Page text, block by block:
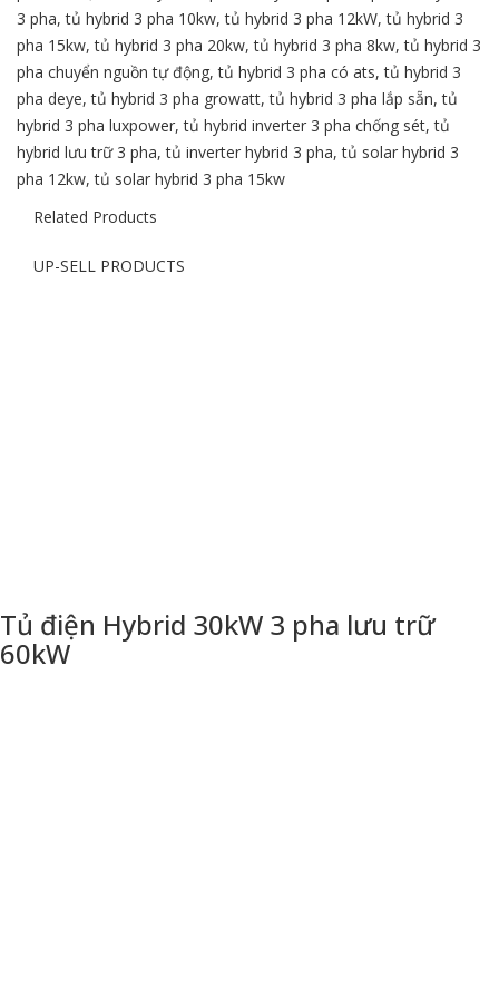
3 pha,tủ hybrid 3 pha 10kw,tủ hybrid 3 pha 12kW,tủ hybrid 3
pha 15kw,tủ hybrid 3 pha 20kw,tủ hybrid 3 pha 8kw,tủ hybrid 3
pha chuyển nguồn tự động,tủ hybrid 3 pha có ats,tủ hybrid 3
pha deye,tủ hybrid 3 pha growatt,tủ hybrid 3 pha lắp sẵn,tủ
hybrid 3 pha luxpower,tủ hybrid inverter 3 pha chống sét,tủ
hybrid lưu trữ 3 pha,tủ inverter hybrid 3 pha,tủ solar hybrid 3
pha 12kw,tủ solar hybrid 3 pha 15kw
Related Products
UP-SELL PRODUCTS
Tủ điện Hybrid 30kW 3 pha lưu trữ
60kW